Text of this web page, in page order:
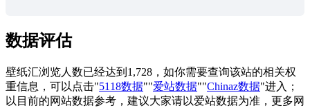
数据评估
壁纸汇浏览人数已经达到1,728，如你需要查询该站的相关权
重信息，可以点击"5118数据""爱站数据""Chinaz数据"进入；
以目前的网站数据参考，建议大家请以爱站数据为准，更多网